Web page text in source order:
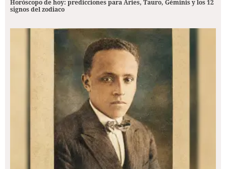
Horóscopo de hoy: predicciones para Aries, Tauro, Géminis y los 12
signos del zodiaco